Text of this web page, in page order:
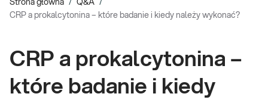
Strona główna / Q&A /
CRP a prokalcytonina – które badanie i kiedy należy wykonać?
CRP a prokalcytonina –
które badanie i kiedy